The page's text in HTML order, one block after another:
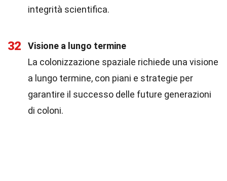
integrità scientifica.
32
Visione a lungo termine
La colonizzazione spaziale richiede una visione
a lungo termine, con piani e strategie per
garantire il successo delle future generazioni
di coloni.